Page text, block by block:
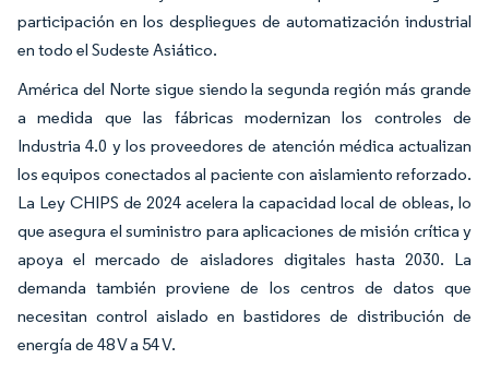
participación en los despliegues de automatización industrial
en todo el Sudeste Asiático.
América del Norte sigue siendo la segunda región más grande
a medida que las fábricas modernizan los controles de
Industria 4.0 y los proveedores de atención médica actualizan
los equipos conectados al paciente con aislamiento reforzado.
La Ley CHIPS de 2024 acelera la capacidad local de obleas, lo
que asegura el suministro para aplicaciones de misión crítica y
apoya el mercado de aisladores digitales hasta 2030. La
demanda también proviene de los centros de datos que
necesitan control aislado en bastidores de distribución de
energía de 48 V a 54 V.